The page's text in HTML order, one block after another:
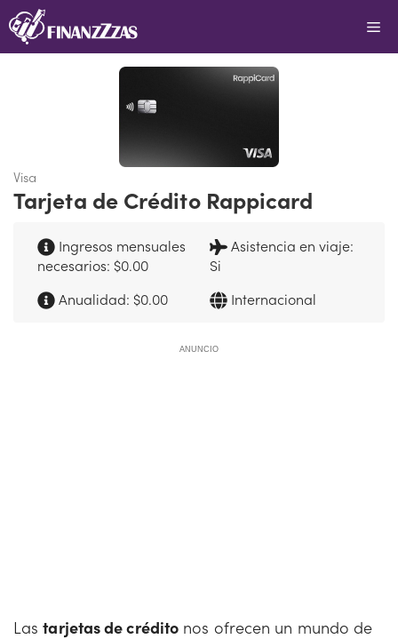
Saltar
al
Visa
Tarjeta de Crédito Rappicard
Ingresos mensuales
necesarios: $0.00
Asistencia en viaje:
Si
Anualidad: $0.00
Internacional
ANUNCIO
Lastarjetas de crédito nos ofrecen un mundo de